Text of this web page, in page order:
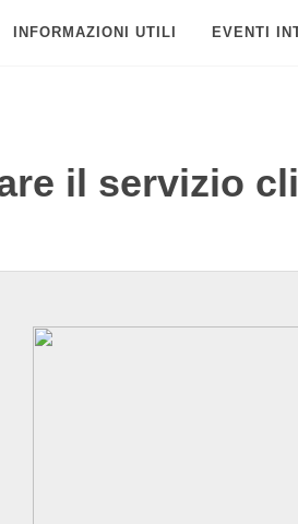
INFORMAZIONI UTILI EVENTI
il servizio